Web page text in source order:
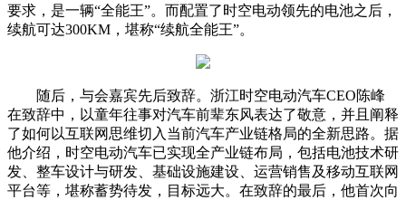
要求，是一辆“全能王”。而配置了时空电动领先的电池之后，
续航可达300KM，堪称“续航全能王”。
随后，与会嘉宾先后致辞。浙江时空电动汽车CEO陈峰
在致辞中，以童年往事对汽车前辈东风表达了敬意，并且阐释
了如何以互联网思维切入当前汽车产业链格局的全新思路。据
他介绍，时空电动汽车已实现全产业链布局，包括电池技术研
发、整车设计与研发、基础设施建设、运营销售及移动互联网
平台等，堪称蓄势待发，目标远大。在致辞的最后，他首次向